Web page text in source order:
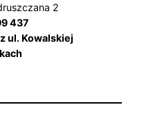
2
437
ul. Kowalskiej